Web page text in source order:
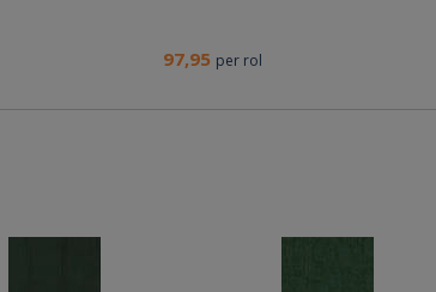
97,95 per rol